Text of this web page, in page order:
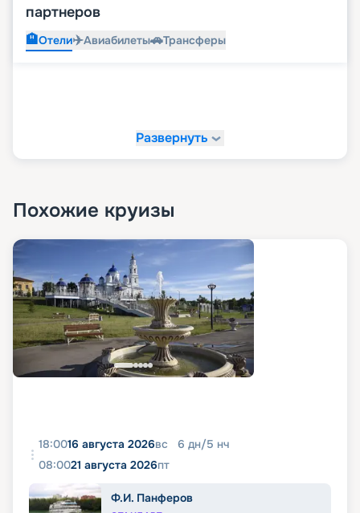
партнеров
🏨Отели✈️Авиабилеты🚗Трансферы
Развернуть
Похожие круизы
18:0016 августа 2026вс 6 дн/5 нч
08:0021 августа 2026пт
Ф.И. Панферов